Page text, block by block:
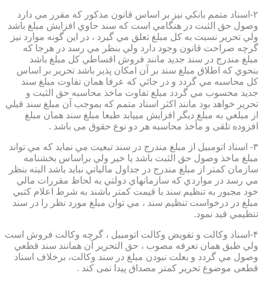
۲-اسناد متمم بانكي نيز بر اساس قانون مذكور كه مقرر مي دارد
وصول حق الثبت در هنگامي است كه سند حاوي افزايش مبلغ باشد
ولي تحرير نسبت به كل مبلغ تعلق مي گيرد ، در اين گونه موارد نيز
گرچه صراحت قانون وجود دارد ولي بنظر مي رسد در هرجا كه
مبلغ مندرج در سند جديد مانند فروش اقساطي كل مبلغ باشد
بنحوي كه اطلاق مبلغ سند بر آن امكان پذير باشد تحرير بر اساس
كل محاسبه مي گردد و در جائي كه عرفا همان تفاوت مبلغ سند
جديد محسوب مي گردد مبلغ تفاوت ماخذ محاسبه حق الثبت و
تحرير خواهد بود مانند اكثر اسناد متمم كه بموجب آن مبلغ سند قبلي
از مبلغي به مبلغ ديگر افزايش مييابد طبعا مبلغ سند همان مبلغ
افزوده تلقی و مأخذ محاسبه هر دو نوع حقوق می باشد .
۳- اسناد اتومبيل از مبلغ مندرج در سند تبعيت مي نمايد كه مي تواند
مبلغ ماخذ وصول حق الثبت باشد يا خير ولي براساس بخشنامه
سازمان كمتر از مبلغ مندرج در جداول مالياتي نبايد باشد البته بنظر
مي رسد در مواردي كه سازمانهاي دولتي به لحاظ مقررات مالي
خود مجبور به تنظيم سند با قيمت كمتر باشند به شرط اعلام كتبي
مبلغ در درخواست تنظيم سند ، مي توان مبلغ مورد نظر را در سند
تنظيمي قيد نمود.
۴-اسناد وكالت و تفويض وكالت اتومبيل ، گرچه وكالت فروش است
ولي طبق همان تعرفه مصوب ، حق التحرير آن همانند سند قطعي
وصول مي گردد و بعلت نبودن مبلغ در سند وكالت، برخلاف اسناد
قطعی موضوع تحریر کمتر مصداق پیدا نمی کند .